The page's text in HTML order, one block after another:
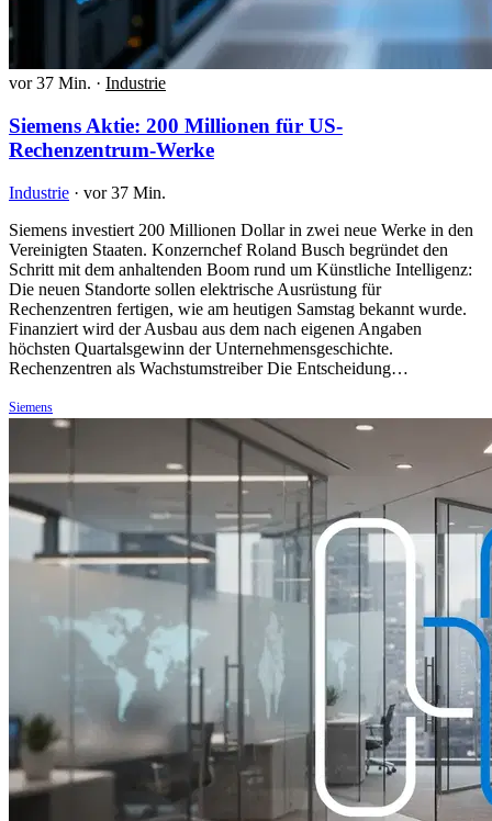
vor 37 Min. · Industrie
Siemens Aktie: 200 Millionen für US-
Rechenzentrum-Werke
Industrie · vor 37 Min.
Siemens investiert 200 Millionen Dollar in zwei neue Werke in den
Vereinigten Staaten. Konzernchef Roland Busch begründet den
Schritt mit dem anhaltenden Boom rund um Künstliche Intelligenz:
Die neuen Standorte sollen elektrische Ausrüstung für
Rechenzentren fertigen, wie am heutigen Samstag bekannt wurde.
Finanziert wird der Ausbau aus dem nach eigenen Angaben
höchsten Quartalsgewinn der Unternehmensgeschichte.
Rechenzentren als Wachstumstreiber Die Entscheidung…
Siemens